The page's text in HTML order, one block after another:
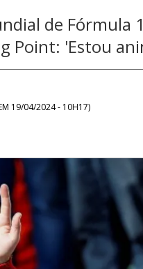
de Fórmula
Point: 'Estou
19/04/2024 - 10H17)